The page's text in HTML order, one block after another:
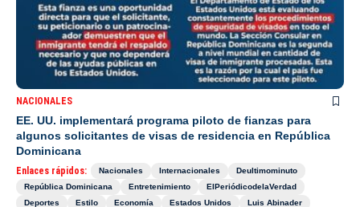
NACIONALES
EE. UU. implementará programa piloto de fianzas para
algunos solicitantes de visas de residencia en República
Dominicana
Enlaces rápidos: Nacionales Internacionales
Deultimominuto
República Dominicana
Entretenimiento
ElPeriódicodelaVerdad
Deportes
Estilo Economía Estados Unidos
Luis Abinader